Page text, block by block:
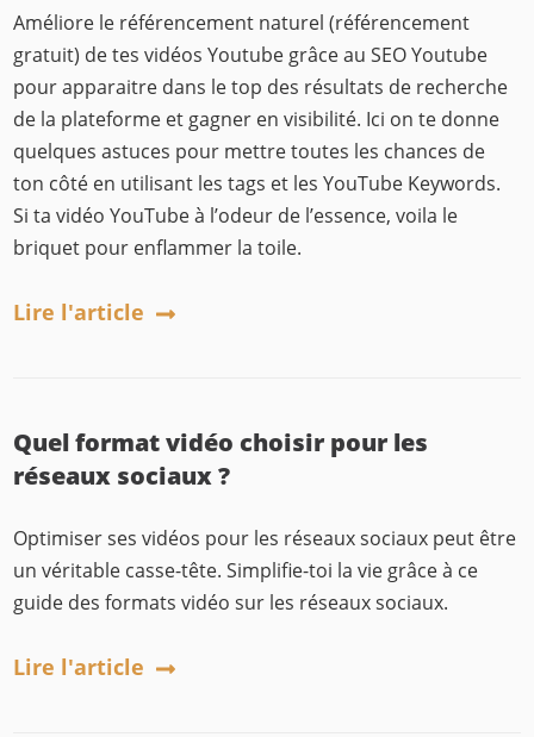
Améliore le référencement naturel (référencement
gratuit) de tes vidéos Youtube grâce au SEO Youtube
pour apparaitre dans le top des résultats de recherche
de la plateforme et gagner en visibilité. Ici on te donne
quelques astuces pour mettre toutes les chances de
ton côté en utilisant les tags et les YouTube Keywords.
Si ta vidéo YouTube à l’odeur de l’essence, voila le
briquet pour enflammer la toile.
Lire l'article
Quel format vidéo choisir pour les
réseaux sociaux ?
Optimiser ses vidéos pour les réseaux sociaux peut être
un véritable casse-tête. Simplifie-toi la vie grâce à ce
guide des formats vidéo sur les réseaux sociaux.
Lire l'article